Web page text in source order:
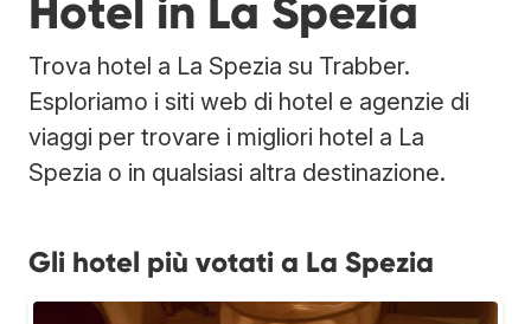
Hotel in La Spezia
Trova hotel a La Spezia su Trabber.
Esploriamo i siti web di hotel e agenzie di
viaggi per trovare i migliori hotel a La
Spezia o in qualsiasi altra destinazione.
Gli hotel più votati a La Spezia